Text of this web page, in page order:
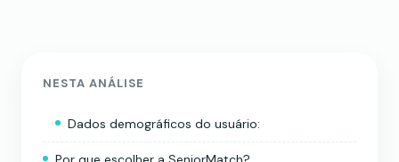
NESTA ANÁLISE
Dados demográficos do usuário: